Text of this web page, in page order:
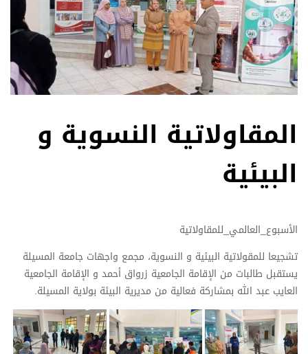
المقاولاتية النسوية و
البيئية
الأسبوع_العالمي_للمقاولاتية
تشجيعا للمقولاتية البيئية و النسوية، مجمع واجهات جامعة المسيلة
يستقبل طالبات من الإقامة الجامعية زرواق أحمد و الإقامة الجامعية
العايب عبد الله بمشاركة فعالية من مديرية البيئة بولاية المسيلة.